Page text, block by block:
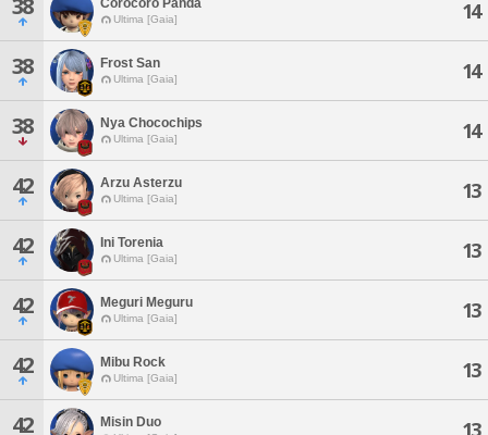
38 Corocoro Panda
Ultima [Gaia] 14
38 Frost San
Ultima [Gaia] 14
38 Nya Chocochips
Ultima [Gaia] 14
42 Arzu Asterzu
Ultima [Gaia] 13
42 Ini Torenia
Ultima [Gaia] 13
42 Meguri Meguru
Ultima [Gaia] 13
42 Mibu Rock
Ultima [Gaia] 13
42 Misin Duo 13